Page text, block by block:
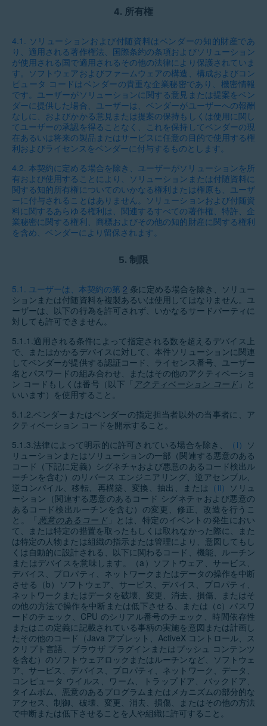
4. 所有権
4.1. ソリューションおよび付随資料はベンダーの知的財産であ
り、適用される著作権法、国際条約の条項およびソリューション
が使用される国で適用されるその他の法律により保護されていま
す。ソフトウェアおよびファームウェアの構造、構成およびコン
ピュータ コードはベンダーの貴重な企業秘密であり、機密情報
です。ユーザーがソリューションに関する意見または提案をベン
ダーに提供した場合、ユーザーは、ベンダーがユーザーへの報酬
なしに、およびかかる意見または提案の保持もしくは使用に関し
てユーザーの承認を得ることなく、これを保持してベンダーの現
在あるいは将来の製品またはサービスに任意の目的で使用する権
利およびライセンスをベンダーに付与するものとします。
4.2.本契約に定める場合を除き、ユーザーがソリューションを所
有および使用することにより、ソリューションまたは付随資料に
関する知的所有権についてのいかなる権利または権原も、ユーザ
ーに付与されることはありません。ソリューションおよび付随資
料に関するあらゆる権利は、関連するすべての著作権、特許、企
業秘密に関する権利、商標およびその他の知的財産に関する権利
を含め、ベンダーにより留保されます。
5. 制限
5.1. ユーザーは、本契約の第 2 条に定める場合を除き、ソリュー
ションまたは付随資料を複製あるいは使用してはなりません。ユ
ーザーは、以下の行為を許可されず、いかなるサードパーティに
対しても許可できません。
5.1.1.適用される条件によって指定される数を超えるデバイス上
で、またはかかるデバイスに対して、本件ソリューションに関連
してベンダーが提供する認証コード、ライセンス番号、ユーザー
名とパスワードの組み合わせ、またはその他のアクティベーショ
ン コードもしくは番号（以下「 アクティベーション コード 」と
いいます）を使用すること。
5.1.2.ベンダーまたはベンダーの指定担当者以外の当事者に、ア
クティベーション コードを開示すること。
5.1.3.法律によって明示的に許可されている場合を除き、 （i） ソ
リューションまたはソリューションの一部（関連する悪意のある
コード（下記に定義）シグネチャおよび悪意のあるコード検出ル
ーチンを含む）のリバース エンジニアリング、逆アセンブル、
逆コンパイル、移転、再構築、変換、抽出、または （ii） ソリュ
ーション（関連する悪意のあるコード シグネチャおよび悪意の
あるコード検出ルーチンを含む）の変更、修正、改造を行うこ
と。「 悪意のあるコード 」とは、特定のイベントの発生におい
て、または特定の措置を取ったもしくは取れなかった際に、また
は特定の人物または組織の指示または管理により、意図してもし
くは自動的に設計される、以下に関わるコード、機能、ルーチン
またはデバイスを意味します。（a）ソフトウェア、サービス、
デバイス、プロパティ、ネットワークまたはデータの操作を中断
させる（b）ソフトウェア、サービス、デバイス、プロパティ、
ネットワークまたはデータを破壊、変更、消去、損傷、またはそ
の他の方法で操作を中断または低下させる、または（c）パスワ
ードのチェック、CPU のシリアル番号のチェック、時間依存性
またはこの定義に記載されている事柄の実施を意図または計画し
たその他のコード（Java アプレット、ActiveX コントロール、ス
クリプト言語、ブラウザ プラグインまたはプッシュ コンテンツ
を含む）のソフトウェアロックまたはルーチンなど、ソフトウェ
ア、サービス、デバイス、プロパティ、ネットワーク、データ、
コンピュータ ウイルス、ワーム、トラップドア、バックドア、
タイムボム、悪意のあるプログラムまたはメカニズムの部分的な
アクセス、制御、破壊、変更、消去、損傷、またはその他の方法
で中断または低下させることを人や組織に許可すること。